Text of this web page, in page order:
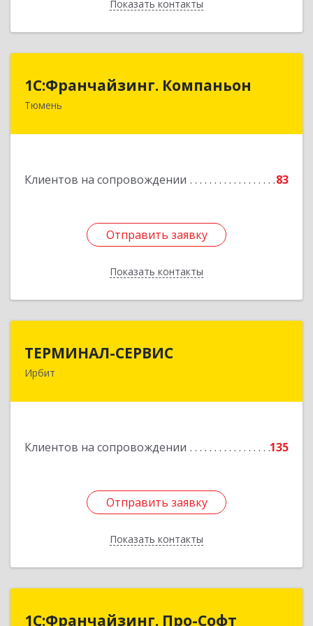
Показать контакты
Назад
1С:Франчайзинг. Компаньон
Тюмень
Клиентов на сопровождении 83
Отправить заявку
Показать контакты
1С:Франчайзинг. Компаньон
Отправить заявку
Назад
ТЕРМИНАЛ-СЕРВИС
Ирбит
Клиентов на сопровождении 135
Отправить заявку
Показать контакты
Отправить заявку
Назад
1С:Франчайзинг. Про-Софт
1С:Франчайзинг. Про-Софт